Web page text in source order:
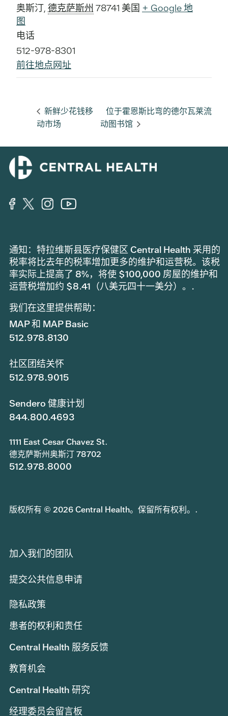
奥斯汀, 德克萨斯州 78741 美国 + Google 地
图
电话
512-978-8301
前往地点网址
新鲜少花钱移
动市场
位于霍恩斯比弯的德尔瓦莱流
动图书馆
通知：特拉维斯县医疗保健区 Central Health 采用的
税率将比去年的税率增加更多的维护和运营税。该税
率实际上提高了 8%，将使 $100,000 房屋的维护和
运营税增加约 $8.41（八美元四十一美分）。.
我们在这里提供帮助：
MAP 和 MAP Basic
512.978.8130
社区团结关怀
512.978.9015
Sendero 健康计划
844.800.4693
1111 East Cesar Chavez St.
德克萨斯州奥斯汀 78702
512.978.8000
版权所有 © 2026 Central Health。保留所有权利。.
加入我们的团队
提交公共信息申请
隐私政策
患者的权利和责任
Central Health 服务反馈
教育机会
Central Health 研究
经理委员会留言板